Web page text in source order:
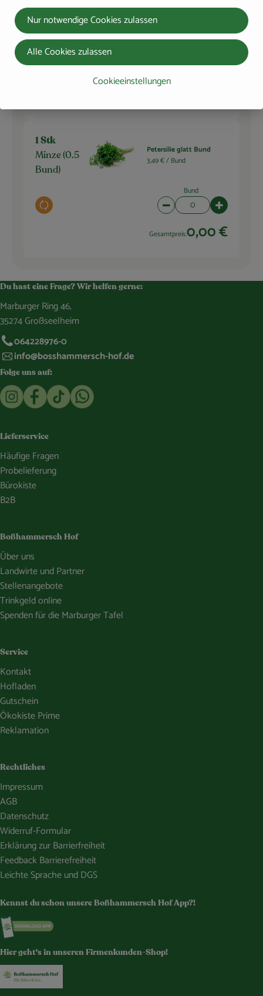
50 g
Zucker
Naturata Rübenzucker
500g
1 Stk
Minze (0.5
Bund)
Auswahl ändern
Petersilie glatt Bund
3,49 € / Bund
Bund
Artikelanzahl verringern
Gesamtpreis:0,00 €
Du hast eine Frage? Wir helfen gerne:
Marburger Ring 46,
35274 Großseelheim
064228976-0
info@bosshammersch-hof.de
Folge uns auf:
Externer Link zu https://www.instagram.com/
Externer Link zu https://www.facebook.com/
Externer Link zu https://www.tiktok.com/
Externer Link zu https://whatsapp.com/
Lieferservice
Häufige Fragen
Probelieferung
Bürokiste
B2B
Boßhammersch Hof
Über uns
Landwirte und Partner
Stellenangebote
Trinkgeld online
Spenden für die Marburger Tafel
Service
Kontakt
Hofladen
Gutschein
Ökokiste Prime
Reklamation
Rechtliches
Impressum
AGB
Datenschutz
Widerruf-Formular
Erklärung zur Barrierfreiheit
Feedback Barrierefreiheit
Leichte Sprache und DGS
Kennst du schon unsere Boßhammersch Hof App?!
Externer Link zu https://www.bosshammersch-
Hier geht's in unseren Firmenkunden-Shop!
Cookieeinstellungen
Nur notwendige Cookies zulassen
Alle Cookies zulassen